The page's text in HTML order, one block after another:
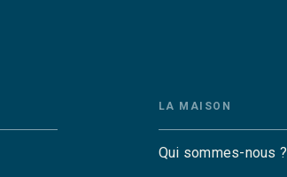
LA MAISON
Qui sommes-nous ?